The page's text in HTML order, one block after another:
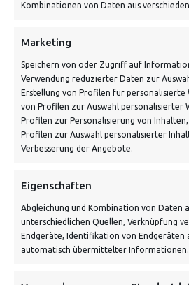
Kombinationen von Daten aus
Marketing
Speichern von oder Zugriff auf
Verwendung reduzierter Daten zur
Erstellung von Profilen für personalisierte
von Profilen zur Auswahl personalisierter
Profilen zur Personalisierung von
Profilen zur Auswahl personalisierter
Verbesserung der Angebote.
Eigenschaften
Abgleichung und Kombination von Daten
unterschiedlichen Quellen, Verknüpfung
Endgeräte, Identifikation von Endgeräten
automatisch übermittelter Informationen.
PIKKACHEW –